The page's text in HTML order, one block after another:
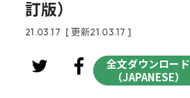
訂版）
21.03.17 [ 更新21.03.17 ]
全文ダウンロード
（JAPANESE）